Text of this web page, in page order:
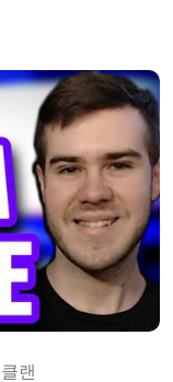
랜